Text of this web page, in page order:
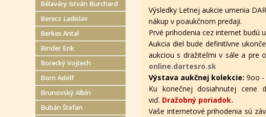
Bélaváry István Burchard
Berecz Ladislav
Berkes Antal
Binder Erik
Borecký Vojtech
Born Adolf
Brunovský Albín
Bubán Štefan
Výsledky Letnej aukcie umenia
nákup v poaukčnom predaji.
Prvé prihodenia cez internet budú
Aukcia diel bude definitívne
aukciou s dražiteľmi v sále a pre
online.dartesro.sk
Výstava aukčnej kolekcie: 9oo -
Ku konečnej dosiahnutej cene
viď. Dražobný poriadok.
Vaše internetové prihodenia sú